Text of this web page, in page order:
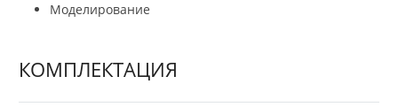
Моделирование
КОМПЛЕКТАЦИЯ